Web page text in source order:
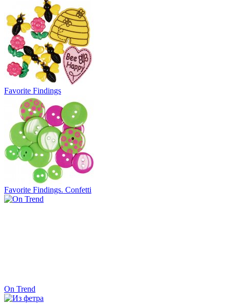
Favorite Findings
Favorite Findings. Confetti
On Trend